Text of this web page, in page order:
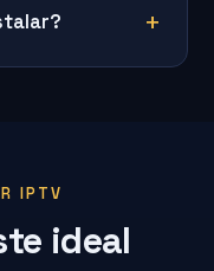
IPTV
ideal